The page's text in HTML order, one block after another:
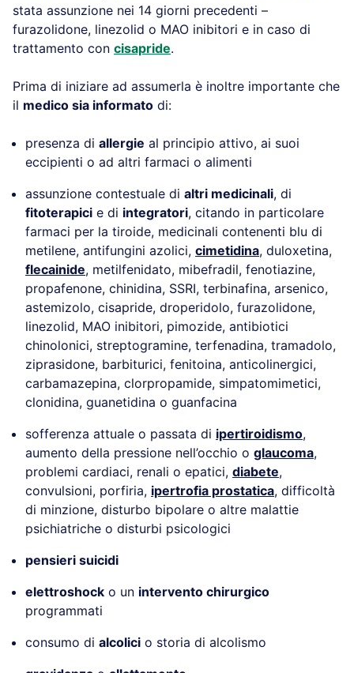
stata assunzione nei 14 giorni precedenti –
furazolidone, linezolid o MAO inibitori e in caso di
trattamento con cisapride.
Prima di iniziare ad assumerla è inoltre importante che
il medico sia informato di:
presenza di allergie al principio attivo, ai suoi
eccipienti o ad altri farmaci o alimenti
assunzione contestuale di altri medicinali, di
fitoterapici e di integratori, citando in particolare
farmaci per la tiroide, medicinali contenenti blu di
metilene, antifungini azolici, cimetidina, duloxetina,
flecainide, metilfenidato, mibefradil, fenotiazine,
propafenone, chinidina, SSRI, terbinafina, arsenico,
astemizolo, cisapride, droperidolo, furazolidone,
linezolid, MAO inibitori, pimozide, antibiotici
chinolonici, streptogramine, terfenadina, tramadolo,
ziprasidone, barbiturici, fenitoina, anticolinergici,
carbamazepina, clorpropamide, simpatomimetici,
clonidina, guanetidina o guanfacina
sofferenza attuale o passata di ipertiroidismo,
aumento della pressione nell’occhio o glaucoma,
problemi cardiaci, renali o epatici, diabete,
convulsioni, porfiria, ipertrofia prostatica, difficoltà
di minzione, disturbo bipolare o altre malattie
psichiatriche o disturbi psicologici
pensieri suicidi
elettroshock o un intervento chirurgico
programmati
consumo di alcolici o storia di alcolismo